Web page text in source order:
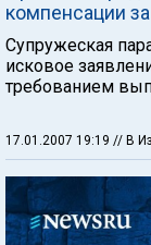
компенсации
Супружеская
исковое
требованием
17.01.2007 19:19 // В